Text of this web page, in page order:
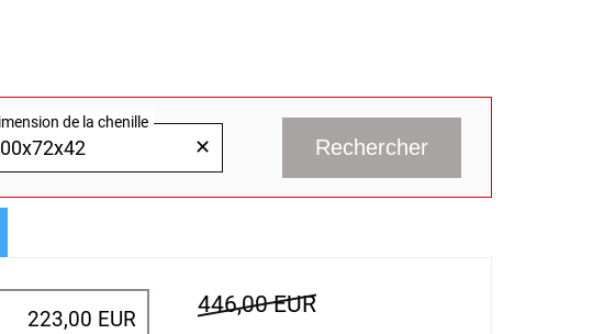
de la chenille
✕ Rechercher
223,00 EUR
446,00 EUR